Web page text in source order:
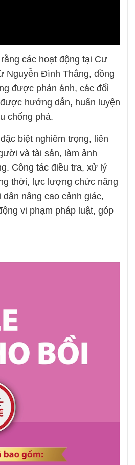
các hoạt động tại Cư
Nguyễn Đình Thắng, đồng
được phản ánh, các đối
hướng dẫn, huấn luyện
chống phá.
biệt nghiêm trọng, liên
và tài sản, làm ảnh
Công tác điều tra, xử lý
thời, lực lượng chức năng
nâng cao cảnh giác,
vi phạm pháp luật, góp